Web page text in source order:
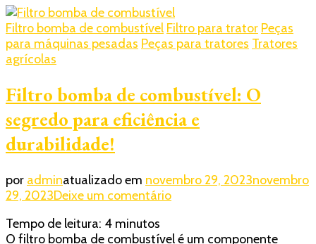
do
filtro
da
combustível
Filtro bomba de combustível Filtro para trator Peças
para máquinas pesadas Peças para tratores Tratores
agrícolas
Filtro bomba de combustível: O
segredo para eficiência e
durabilidade!
por adminatualizado em novembro 29, 2023novembro
29, 2023Deixe um comentárioem
Tempo de leitura: 4 minutos
O filtro bomba de combustível é um componente